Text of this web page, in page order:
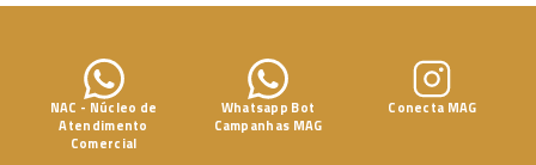
NAC - Núcleo de
Atendimento
Comercial
Whatsapp Bot
Campanhas MAG
Conecta MAG